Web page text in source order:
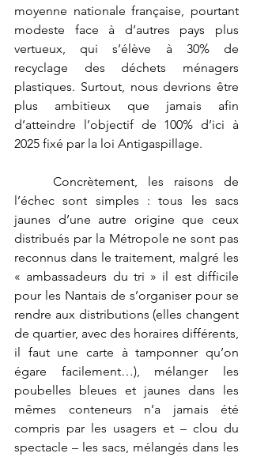
moyenne nationale française, pourtant
modeste face à d’autres pays plus
vertueux, qui s’élève à 30% de
recyclage des déchets ménagers
plastiques. Surtout, nous devrions être
plus ambitieux que jamais afin
d’atteindre l’objectif de 100% d’ici à
2025 fixé par la loi Antigaspillage.
l’échec sont simples : tous les sacs
jaunes d’une autre origine que ceux
distribués par la Métropole ne sont pas
reconnus dans le traitement, malgré les
« ambassadeurs du tri » il est difficile
pour les Nantais de s’organiser pour se
rendre aux distributions (elles changent
de quartier, avec des horaires différents,
il faut une carte à tamponner qu’on
égare facilement…), mélanger les
poubelles bleues et jaunes dans les
mêmes conteneurs n’a jamais été
compris par les usagers et – clou du
spectacle – les sacs, mélangés dans les